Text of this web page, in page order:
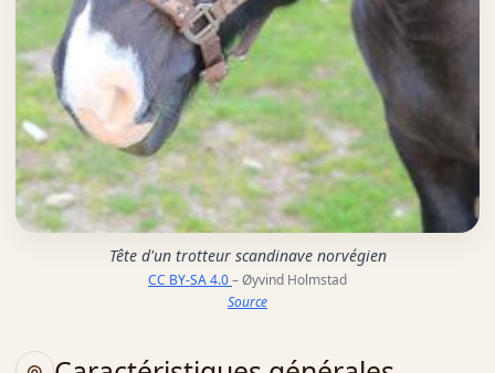
Tête d'un trotteur scandinave norvégien
CC BY-SA 4.0– Øyvind Holmstad
Source